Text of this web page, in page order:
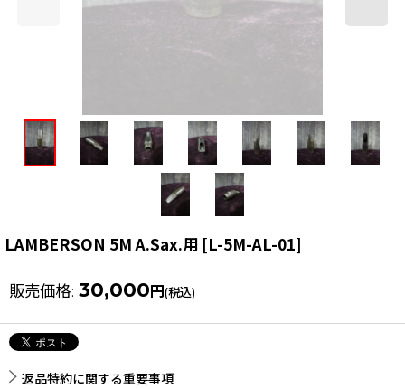
LAMBERSON 5M A.Sax.用 [L-5M-AL-01]
販売価格: 30,000 円(税込)
返品特約に関する重要事項